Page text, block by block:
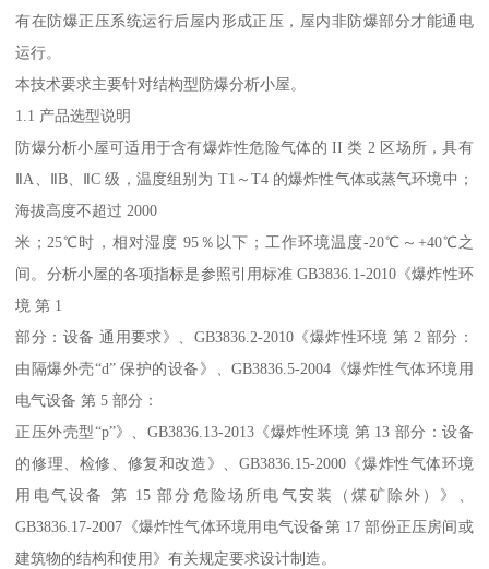
有在防爆正压系统运行后屋内形成正压，屋内非防爆部分才能通电
运行。
本技术要求主要针对结构型防爆分析小屋。
1.1 产品选型说明
防爆分析小屋可适用于含有爆炸性危险气体的 II 类 2 区场所，具有
ⅡA、ⅡB、ⅡC 级，温度组别为 T1～T4 的爆炸性气体或蒸气环境中；
海拔高度不超过 2000
米；25℃时，相对湿度 95％以下；工作环境温度-20℃～+40℃之
间。分析小屋的各项指标是参照引用标准 GB3836.1-2010《爆炸性环
境 第 1
部分：设备 通用要求》、GB3836.2-2010《爆炸性环境 第 2 部分：
由隔爆外壳“d” 保护的设备》、GB3836.5-2004《爆炸性气体环境用
电气设备 第 5 部分：
正压外壳型“p”》、GB3836.13-2013《爆炸性环境 第 13 部分：设备
的修理、检修、修复和改造》、GB3836.15-2000《爆炸性气体环境
用电气设备 第 15 部分危险场所电气安装（煤矿除外）》、
GB3836.17-2007《爆炸性气体环境用电气设备第 17 部份正压房间或
建筑物的结构和使用》有关规定要求设计制造。